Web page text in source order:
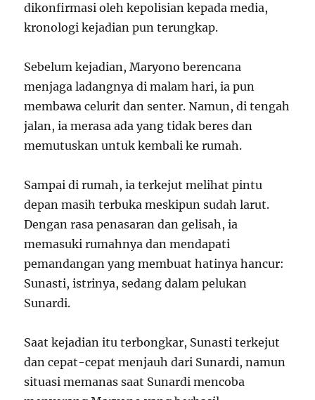
dikonfirmasi oleh kepolisian kepada media,
kronologi kejadian pun terungkap.
Sebelum kejadian, Maryono berencana
menjaga ladangnya di malam hari, ia pun
membawa celurit dan senter. Namun, di tengah
jalan, ia merasa ada yang tidak beres dan
memutuskan untuk kembali ke rumah.
Sampai di rumah, ia terkejut melihat pintu
depan masih terbuka meskipun sudah larut.
Dengan rasa penasaran dan gelisah, ia
memasuki rumahnya dan mendapati
pemandangan yang membuat hatinya hancur:
Sunasti, istrinya, sedang dalam pelukan
Sunardi.
Saat kejadian itu terbongkar, Sunasti terkejut
dan cepat-cepat menjauh dari Sunardi, namun
situasi memanas saat Sunardi mencoba